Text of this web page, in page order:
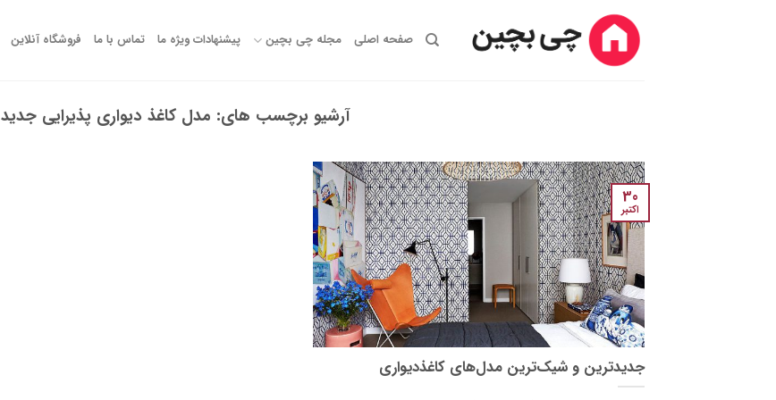
صفحه اصلی مجله چی بچین پیشنهادات ویژه ما تماس با ما فروشگاه آنلاین
آرشیو برچسب های: مدل کاغذ دیواری پذیرایی جدید
جدیدترین و شیک‌ترین مدل‌های کاغذدیواری
30
اکتبر